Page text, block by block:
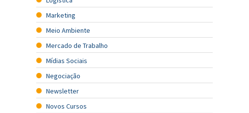
Marketing
Meio Ambiente
Mercado de Trabalho
Mídias Sociais
Negociação
Newsletter
Novos Cursos